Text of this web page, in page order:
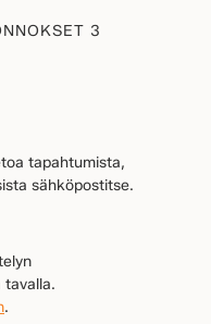
3
tapahtumista,
sähköpostitse.
tavalla.
.